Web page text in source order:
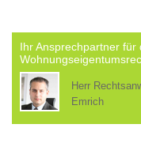
Ihr Ansprechpartner für
Herr
Emrich